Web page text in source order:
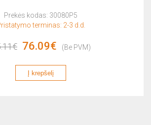
Prekės kodas: 30080P5
terminas: 2-3 d.d.
76.09€ (Be PVM)
Į krepšelį